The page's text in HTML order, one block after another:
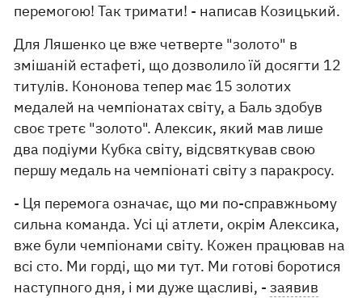
перемогою! Так тримати! - написав Козицький.
Для Ляшенко це вже четверте "золото" в
змішаній естафеті, що дозволило їй досягти 12
титулів. Кононова тепер має 15 золотих
медалей на чемпіонатах світу, а Баль здобув
своє третє "золото". Алексик, який мав лише
два подіуми Кубка світу, відсвяткував свою
першу медаль на чемпіонаті світу з паракросу.
- Ця перемога означає, що ми по-справжньому
сильна команда. Усі ці атлети, окрім Алексика,
вже були чемпіонами світу. Кожен працював на
всі сто. Ми горді, що ми тут. Ми готові боротися
наступного дня, і ми дуже щасливі, -заявив